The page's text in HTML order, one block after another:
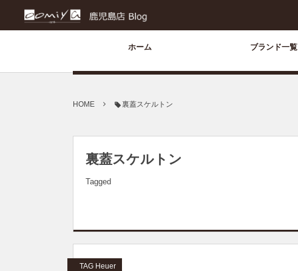
ホーム ブランド一覧
HOME 裏蓋スケルトン
裏蓋スケルトン
Tagged
TAG Heuer